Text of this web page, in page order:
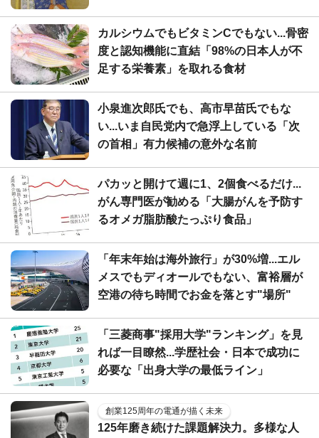
カルシウムでもビタミンCでもない...骨密
度と認知機能に直結「98%の日本人が不
足する栄養素」を取れる食材
小泉進次郎氏でも、高市早苗氏でもな
い...いま自民党内で急浮上している「次
の首相」有力候補の意外な名前
パカッと開けて週に1、2個食べるだけ...
がん専門医が勧める「大腸がんを予防す
るオメガ脂肪酸たっぷり食品」
「年末年始は海外旅行」が30%増...エル
メスでもディオールでもない、富裕層が
空港の待ち時間でお金を落とす"場所"
「三菱商事"採用大学"ランキング」を見
れば一目瞭然...学歴社会・日本で成功に
必要な「出身大学の最低ライン」
創業125周年の電通が描く未来
125年磨き続けた課題解決力。多様な人